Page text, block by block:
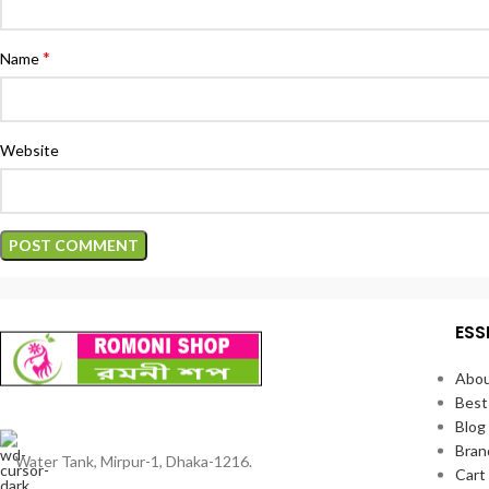
Name*
Website
Water Tank, Mirpur-1, Dhaka-1216.
Best
Blog
Cart